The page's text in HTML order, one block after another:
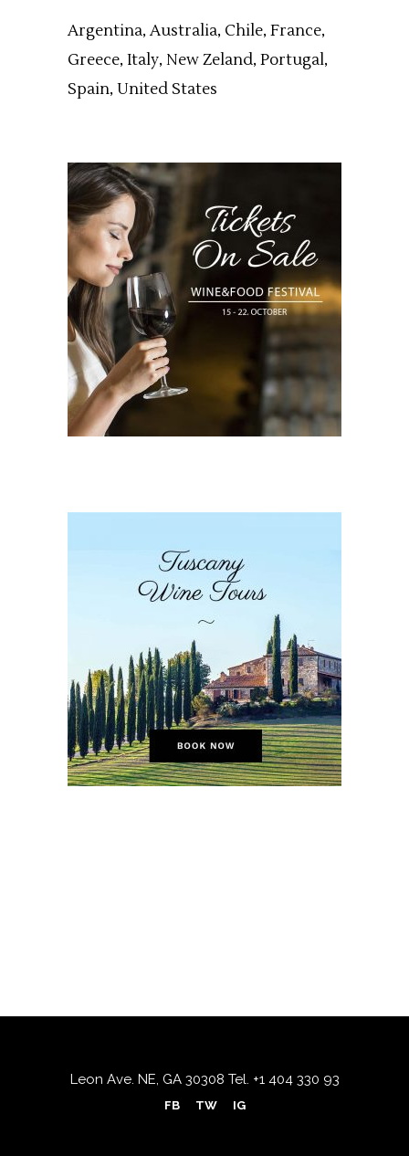
Argentina Australia Chile France
Greece Italy New Zeland Portugal
Spain United States
Leon Ave. NE, GA 30308 Tel. +1 404 330 93
FB TW IG